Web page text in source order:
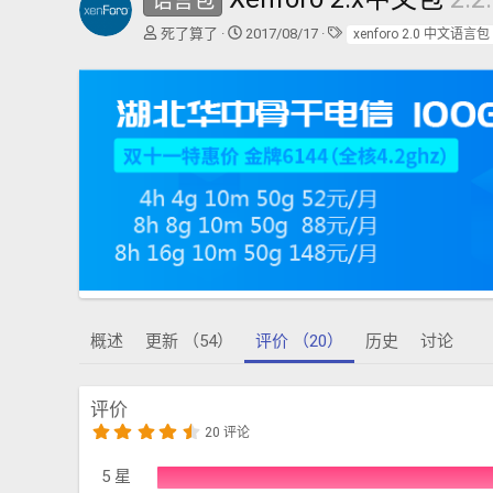
作
死了算了
创
日
2017/08/17
标
xenforo 2.0 中文语言包
概述 更新 （54） 评价 （20） 历史 讨论
评价
4
8
20 评论
5 星